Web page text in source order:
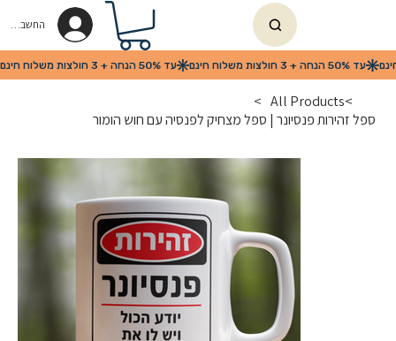
החשבון שלי
>
All Products
>
ספל זהירות פנסיונר | ספל מצחיק לפנסיה עם חוש הומור